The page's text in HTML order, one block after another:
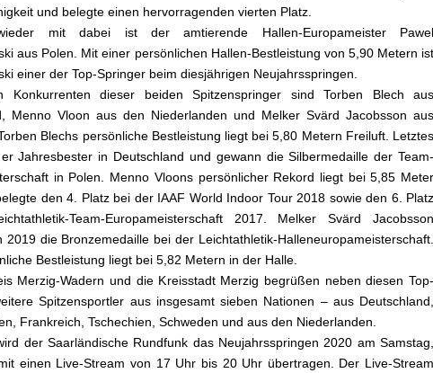
und belegte einen hervorragenden vierten Platz.
mit dabei ist der amtierende Hallen-Europameister Pawel
aus Polen. Mit einer persönlichen Hallen-Bestleistung von 5,90 Metern ist
einer der Top-Springer beim diesjährigen Neujahrsspringen.
Konkurrenten dieser beiden Spitzenspringer sind Torben Blech aus
Menno Vloon aus den Niederlanden und Melker Svärd Jacobsson aus
Blechs persönliche Bestleistung liegt bei 5,80 Metern Freiluft. Letztes
Jahresbester in Deutschland und gewann die Silbermedaille der Team-
in Polen. Menno Vloons persönlicher Rekord liegt bei 5,85 Meter
den 4. Platz bei der IAAF World Indoor Tour 2018 sowie den 6. Platz
Team-Europameisterschaft 2017. Melker Svärd Jacobsson
2019 die Bronzemedaille bei der Leichtathletik-Halleneuropameisterschaft.
Bestleistung liegt bei 5,82 Metern in der Halle.
Merzig-Wadern und die Kreisstadt Merzig begrüßen neben diesen Top-
Spitzensportler aus insgesamt sieben Nationen – aus Deutschland,
Frankreich, Tschechien, Schweden und aus den Niederlanden.
der Saarländische Rundfunk das Neujahrsspringen 2020 am Samstag,
einen Live-Stream von 17 Uhr bis 20 Uhr übertragen. Der Live-Stream